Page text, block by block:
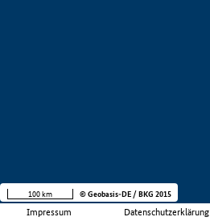
Impressum Datenschutzerklärung
100 km © Geobasis-DE / BKG 2015